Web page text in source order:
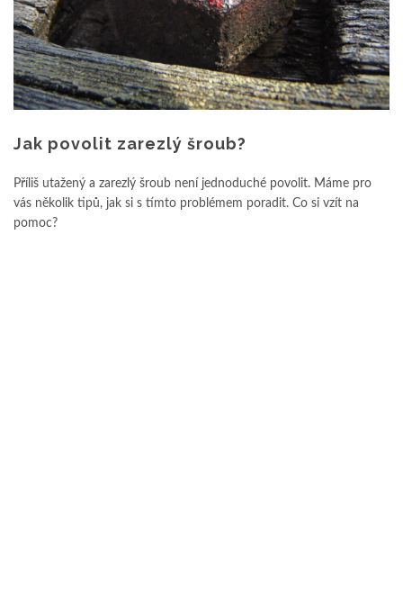
Jak povolit zarezlý šroub?
Příliš utažený a zarezlý šroub není jednoduché povolit. Máme pro
vás několik tipů, jak si s tímto problémem poradit. Co si vzít na
pomoc?